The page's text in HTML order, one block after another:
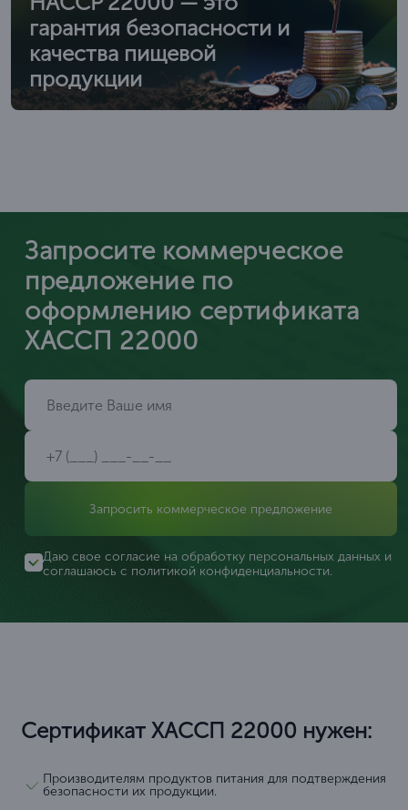
гарантия безопасности и
качества пищевой
продукции
Запросите коммерческое
предложение по
оформлению сертификата
ХАССП 22000
Запросить коммерческое предложение
Даю свое согласие на обработку персональных данных и
соглашаюсь с политикой конфиденциальности.
Сертификат ХАССП 22000 нужен:
Производителям продуктов питания для подтверждения
безопасности их продукции.